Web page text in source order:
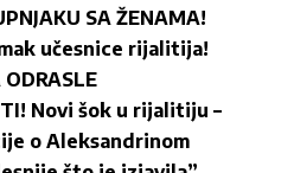
SA ŽENAMA!
učesnice rijalitija!
Novi šok u rijalitiju –
o Aleksandrinom